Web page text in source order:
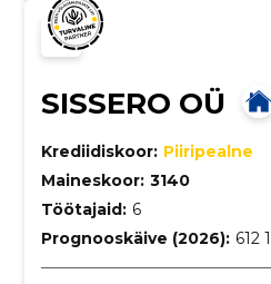
SISSERO OÜ
Krediidiskoor: Piiripealne
Maineskoor: 3140
Töötajaid: 6
Prognooskäive (2026): 612